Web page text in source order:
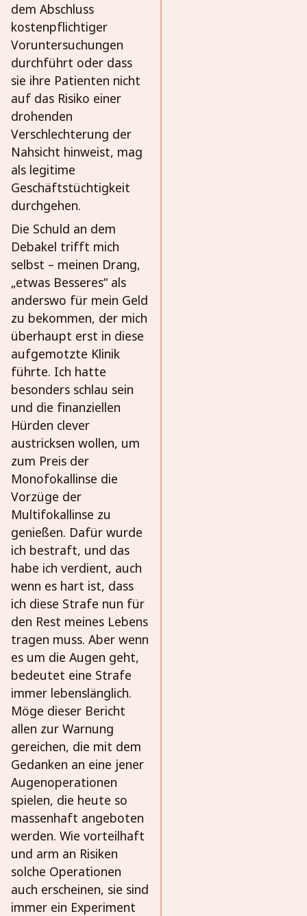
dem Abschluss
kostenpflichtiger
Voruntersuchungen
durchführt oder dass
sie ihre Patienten nicht
auf das Risiko einer
drohenden
Verschlechterung der
Nahsicht hinweist, mag
als legitime
Geschäftstüchtigkeit
durchgehen.
Die Schuld an dem
Debakel trifft mich
selbst – meinen Drang,
„etwas Besseres“ als
anderswo für mein Geld
zu bekommen, der mich
überhaupt erst in diese
aufgemotzte Klinik
führte. Ich hatte
besonders schlau sein
und die finanziellen
Hürden clever
austricksen wollen, um
zum Preis der
Monofokallinse die
Vorzüge der
Multifokallinse zu
genießen. Dafür wurde
ich bestraft, und das
habe ich verdient, auch
wenn es hart ist, dass
ich diese Strafe nun für
den Rest meines Lebens
tragen muss. Aber wenn
es um die Augen geht,
bedeutet eine Strafe
immer lebenslänglich.
Möge dieser Bericht
allen zur Warnung
gereichen, die mit dem
Gedanken an eine jener
Augenoperationen
spielen, die heute so
massenhaft angeboten
werden. Wie vorteilhaft
und arm an Risiken
solche Operationen
auch erscheinen, sie sind
immer ein Experiment